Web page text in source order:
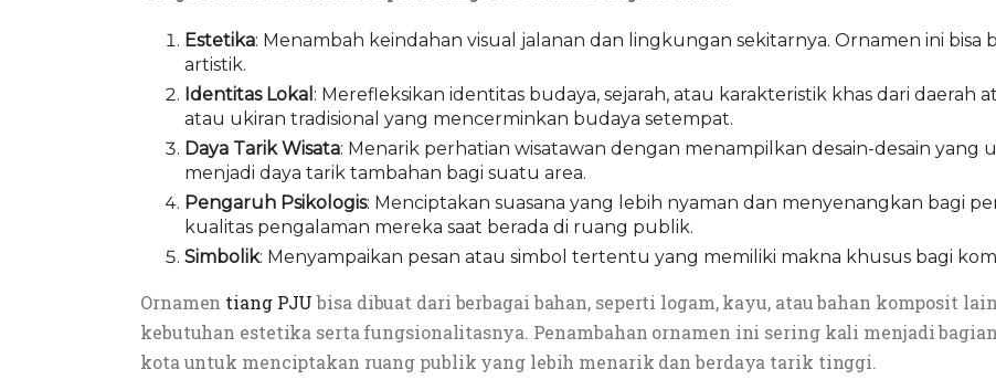
Estetika: Menambah keindahan visual jalanan dan lingkungan sekitarnya. Ornamen ini
artistik.
Identitas Lokal : Merefleksikan identitas budaya, sejarah, atau karakteristik khas dari
atau ukiran tradisional yang mencerminkan budaya setempat.
Daya Tarik Wisata: Menarik perhatian wisatawan dengan menampilkan desain-desain yang
menjadi daya tarik tambahan bagi suatu area.
Pengaruh Psikologis: Menciptakan suasana yang lebih nyaman dan menyenangkan bagi
kualitas pengalaman mereka saat berada di ruang publik.
Simbolik: Menyampaikan pesan atau simbol tertentu yang memiliki makna khusus bagi
Ornamen tiang PJUbisa dibuat dari berbagai bahan, seperti logam, kayu, atau bahan komposit
kebutuhan estetika serta fungsionalitasnya. Penambahan ornamen ini sering kali menjadi
kota untuk menciptakan ruang publik yang lebih menarik dan berdaya tarik tinggi.